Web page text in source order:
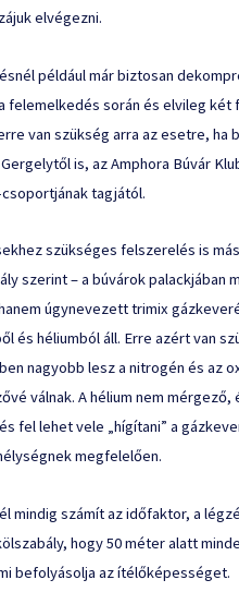
elvégezni.
például már biztosan
felemelkedés során és elvileg két
van szükség arra az esetre, ha
is, az Amphora Búvár
tagjától.
szükséges felszerelés is
szerint – a búvárok palackjában
úgynevezett trimix
és héliumból áll. Erre azért van
nagyobb lesz a nitrogén és az
válnak. A hélium nem mérgező,
fel lehet vele „hígítani” a
megfelelően.
mindig számít az időfaktor, a
hogy 50 méter alatt
befolyásolja az ítélőképességet.